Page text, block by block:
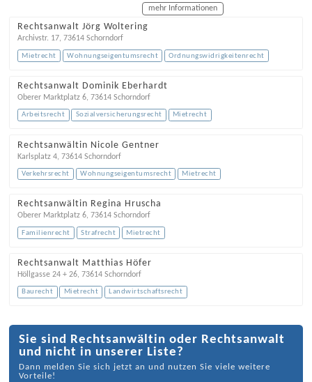
mehr Informationen
Rechtsanwalt Jörg Woltering
Archivstr. 17, 73614 Schorndorf
Mietrecht Wohnungseigentumsrecht Ordnungswidrigkeitenrecht
Rechtsanwalt Dominik Eberhardt
Oberer Marktplatz 6, 73614 Schorndorf
Arbeitsrecht Sozialversicherungsrecht Mietrecht
Rechtsanwältin Nicole Gentner
Karlsplatz 4, 73614 Schorndorf
Verkehrsrecht Wohnungseigentumsrecht Mietrecht
Rechtsanwältin Regina Hruscha
Oberer Marktplatz 6, 73614 Schorndorf
Familienrecht Strafrecht Mietrecht
Rechtsanwalt Matthias Höfer
Höllgasse 24 + 26, 73614 Schorndorf
Baurecht Mietrecht Landwirtschaftsrecht
Sie sind Rechtsanwältin oder Rechtsanwalt
und nicht in unserer Liste?
Dann melden Sie sich jetzt an und nutzen Sie viele weitere
Vorteile!